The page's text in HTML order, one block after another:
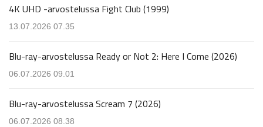
4K UHD -arvostelussa Fight Club (1999)
13.07.2026 07.35
Blu-ray-arvostelussa Ready or Not 2: Here I Come (2026)
06.07.2026 09.01
Blu-ray-arvostelussa Scream 7 (2026)
06.07.2026 08.38